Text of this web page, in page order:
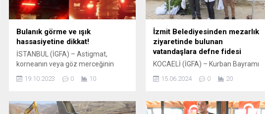
Bulanık görme ve ışık
hassasiyetine dikkat!
İSTANBUL (İGFA) – Astigmat,
korneanın veya göz merceğinin
yüzeyinde meydana gelen
düzensizlikler sonucu ortaya çıkar
şekilde görmesine neden olur. Göz
19.10.2023 0 10
İzmit Belediyesinden mezarlık
ziyaretinde bulunan
vatandaşlara defne fidesi
KOCAELİ (İGFA) – Kurban Bayramı
arifesinde vatandaşların mezarlık
ziyaretleri başladı. İzmit Belediyesi
İzmitlilerin her arife gününde
15.06.2024 0 20